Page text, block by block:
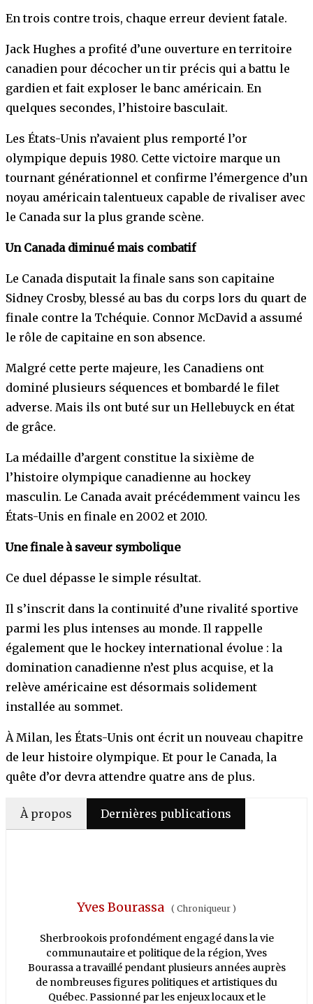
En trois contre trois, chaque erreur devient fatale.
Jack Hughes a profité d’une ouverture en territoire
canadien pour décocher un tir précis qui a battu le
gardien et fait exploser le banc américain. En
quelques secondes, l’histoire basculait.
Les États-Unis n’avaient plus remporté l’or
olympique depuis 1980. Cette victoire marque un
tournant générationnel et confirme l’émergence d’un
noyau américain talentueux capable de rivaliser avec
le Canada sur la plus grande scène.
Un Canada diminué mais combatif
Le Canada disputait la finale sans son capitaine
Sidney Crosby, blessé au bas du corps lors du quart de
finale contre la Tchéquie. Connor McDavid a assumé
le rôle de capitaine en son absence.
Malgré cette perte majeure, les Canadiens ont
dominé plusieurs séquences et bombardé le filet
adverse. Mais ils ont buté sur un Hellebuyck en état
de grâce.
La médaille d’argent constitue la sixième de
l’histoire olympique canadienne au hockey
masculin. Le Canada avait précédemment vaincu les
États-Unis en finale en 2002 et 2010.
Une finale à saveur symbolique
Ce duel dépasse le simple résultat.
Il s’inscrit dans la continuité d’une rivalité sportive
parmi les plus intenses au monde. Il rappelle
également que le hockey international évolue : la
domination canadienne n’est plus acquise, et la
relève américaine est désormais solidement
installée au sommet.
À Milan, les États-Unis ont écrit un nouveau chapitre
de leur histoire olympique. Et pour le Canada, la
quête d’or devra attendre quatre ans de plus.
À propos Dernières publications
Yves Bourassa ( Chroniqueur )
Sherbrookois profondément engagé dans la vie
communautaire et politique de la région, Yves
Bourassa a travaillé pendant plusieurs années auprès
de nombreuses figures politiques et artistiques du
Québec. Passionné par les enjeux locaux et le